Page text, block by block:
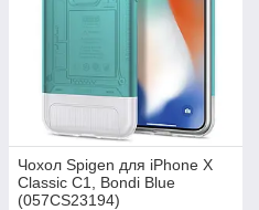
Чохол Spigen для iPhone X
Classic C1, Bondi Blue
(057CS23194)